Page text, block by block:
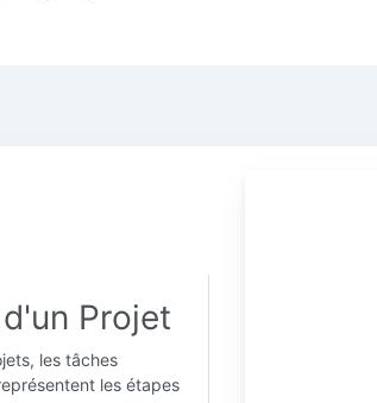
Projet
les tâches
les étapes